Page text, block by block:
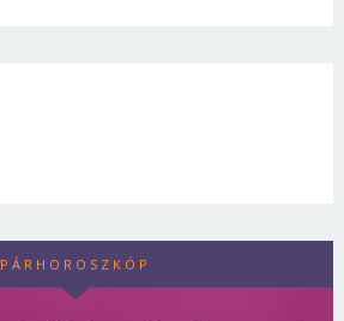
PÁRHOROSZKÓP